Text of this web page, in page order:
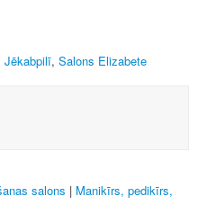
Jēkabpilī, Salons Elizabete
salons | Manikīrs, pedikīrs,